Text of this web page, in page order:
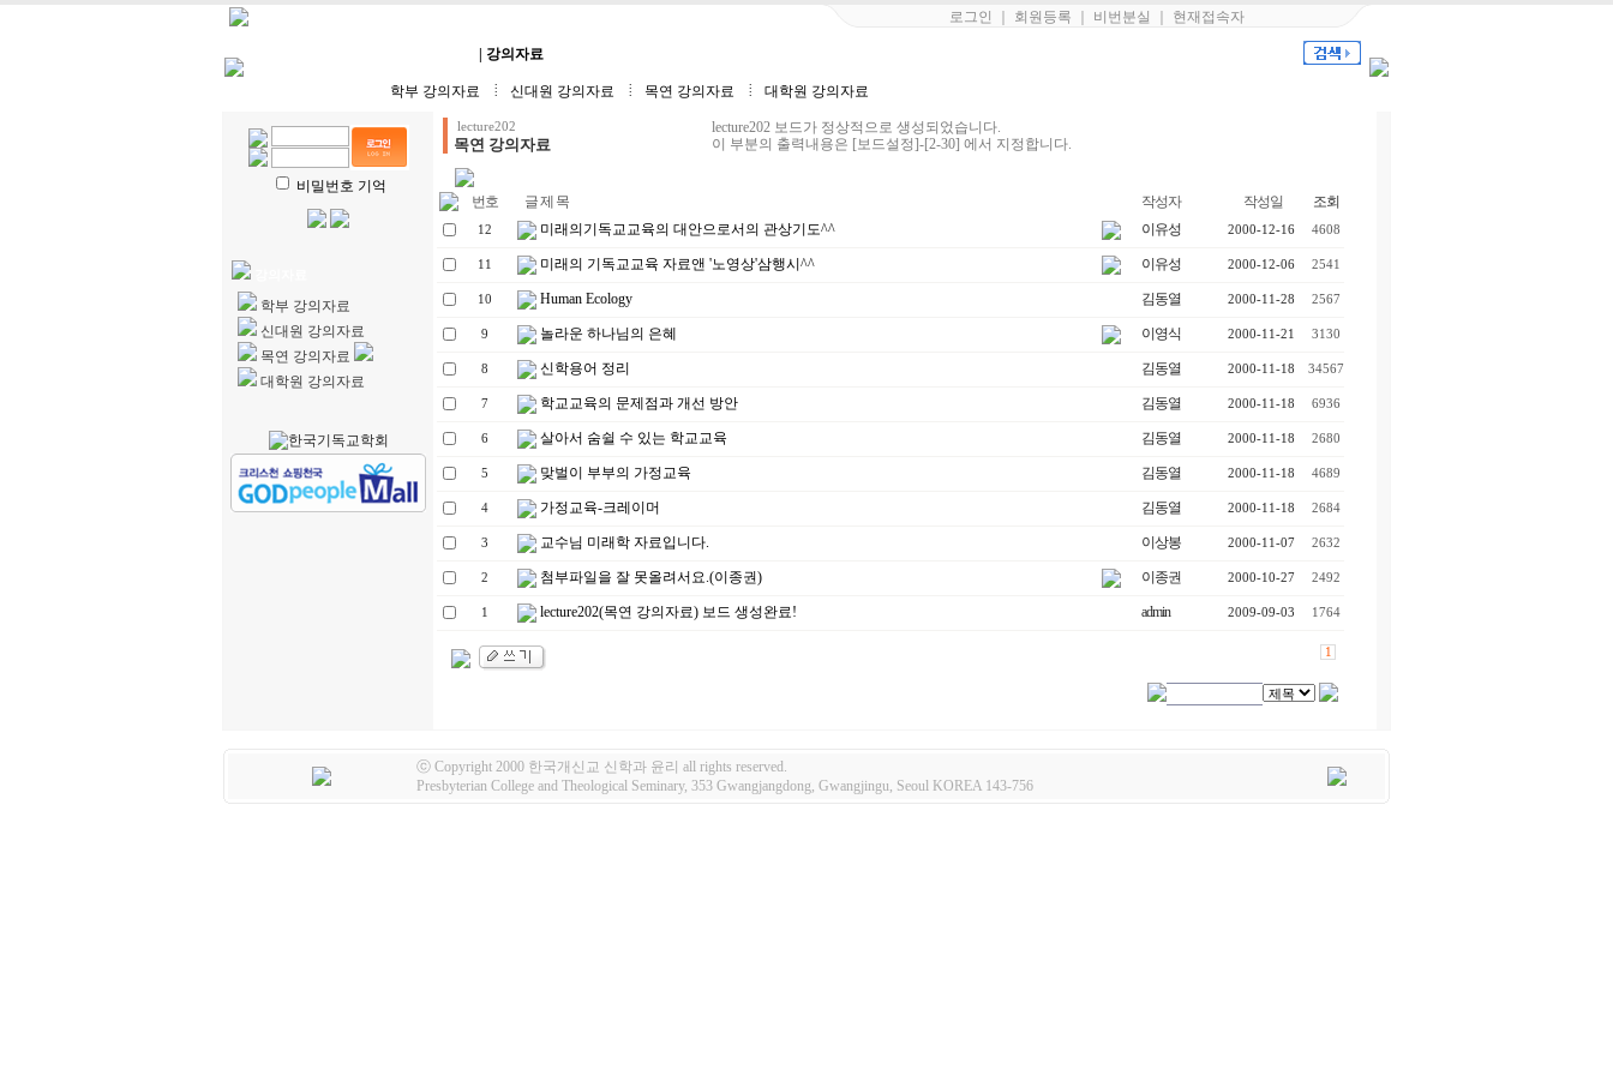
로그인 회원등록 비번분실 현재접속자
| 강의자료
학부 강의자료 신대원 강의자료 목연 강의자료 대학원 강의자료
비밀번호 기억
강의자료
학부 강의자료
신대원 강의자료
목연 강의자료
대학원 강의자료
lecture202
목연 강의자료
lecture202 보드가 정상적으로 생성되었습니다.
이 부분의 출력내용은 [보드설정]-[2-30] 에서 지정합니다.
번호 글 제 목 작성자 작성일 조회
12 미래의기독교교육의 대안으로서의 관상기도^^ 이유성 2000-12-16 4608
11 미래의 기독교교육 자료앤 '노영상'삼행시^^ 이유성 2000-12-06 2541
10 Human Ecology 김동열 2000-11-28 2567
9 놀라운 하나님의 은혜 이영식 2000-11-21 3130
8 신학용어 정리 김동열 2000-11-18 34567
7 학교교육의 문제점과 개선 방안 김동열 2000-11-18 6936
6 살아서 숨쉴 수 있는 학교교육 김동열 2000-11-18 2680
5 맞벌이 부부의 가정교육 김동열 2000-11-18 4689
4 가정교육-크레이머 김동열 2000-11-18 2684
3 교수님 미래학 자료입니다. 이상봉 2000-11-07 2632
2 첨부파일을 잘 못올려서요.(이종권) 이종권 2000-10-27 2492
1 lecture202(목연 강의자료) 보드 생성완료! admin 2009-09-03 1764
1
ⓒ Copyright 2000 한국개신교 신학과 윤리 all rights reserved.
Presbyterian College and Theological Seminary, 353 Gwangjangdong, Gwangjingu, Seoul KOREA 143-756